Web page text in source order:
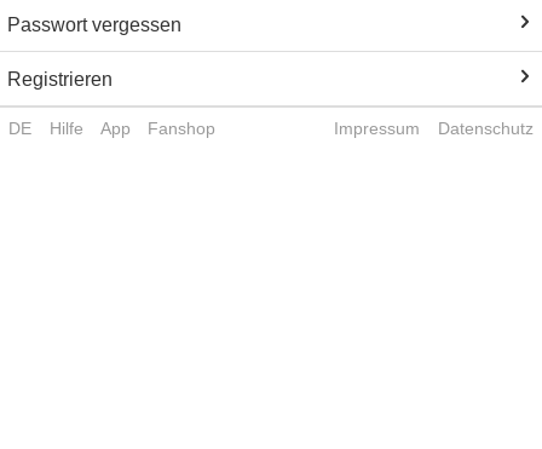
Passwort vergessen
Registrieren
DE Hilfe App Fanshop Impressum Datenschutz